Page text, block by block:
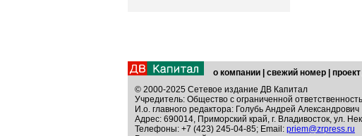
о компании свежий номер
© 2000-2025 Сетевое издание ДВ Капитал
Учредитель: Общество с ограниченной
И.о. главного редактора: Голубь Андрей Александрович
Адрес: 690014, Приморский край, г. Владивосток, ул.
Телефоны: +7 (423) 245-04-85; Email: priem@zrpress.ru